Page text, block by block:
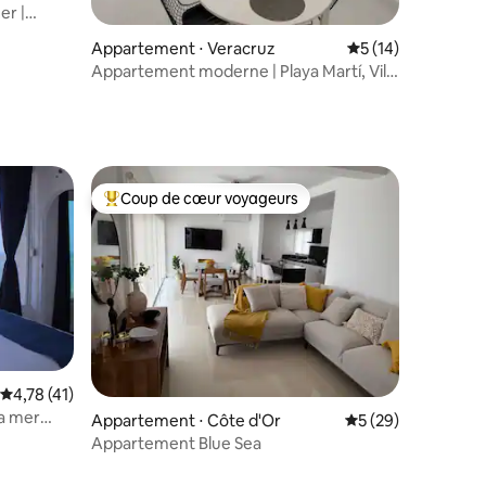
: 4,82 sur 5
|
Appartement ⋅ Veracruz Évaluation
5 (14)
Appartement moderne | Playa Martí, Villa
Évaluation moyenne sur la base de 41 commentaires : 4,78 sur 5
4,78 (41)
mer
Coups de cœur voyageurs les plus appréciés
Coup de cœur voyageurs
Appartement ⋅ Côte d'Or Évaluation
5 (29)
Appartement Blue Sea